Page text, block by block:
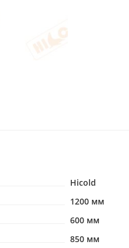
Hicold
1200 мм
600 мм
850 мм